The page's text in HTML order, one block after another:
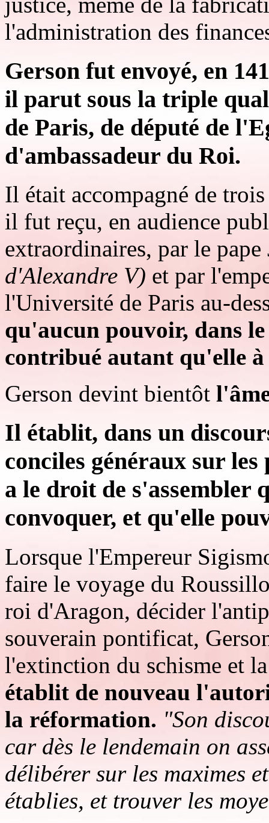
l'administration des
Gerson fut envoyé, en
il parut sous la triple
de Paris, de député de
d'ambassadeur du Roi.
Il était accompagné de
il fut reçu, en audience
extraordinaires, par le
d'Alexandre V) et par
l'Université de Paris au-
qu'aucun pouvoir, dans
contribué autant qu'elle
Gerson devint bientôt
Il établit, dans un
conciles généraux sur
a le droit de s'assembler
convoquer, et qu'elle
Lorsque l'Empereur
faire le voyage du
roi d'Aragon, décider
souverain pontificat,
l'extinction du schisme et
établit de nouveau
la réformation. "Son
car dès le lendemain on
délibérer sur les maximes
établies, et trouver les